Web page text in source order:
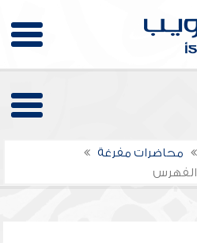
محاضرات مفرغة